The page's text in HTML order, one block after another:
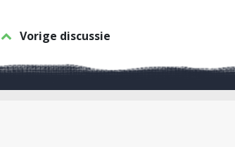
Vorige discussie